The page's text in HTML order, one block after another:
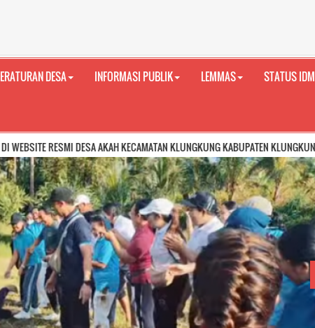
DESA INFORMASI PUBLIK LEMMAS STATUS IDM
DESA AKAH KECAMATAN KLUNGKUNG KABUPATEN KLUNGKUNG PROVINSI BALI